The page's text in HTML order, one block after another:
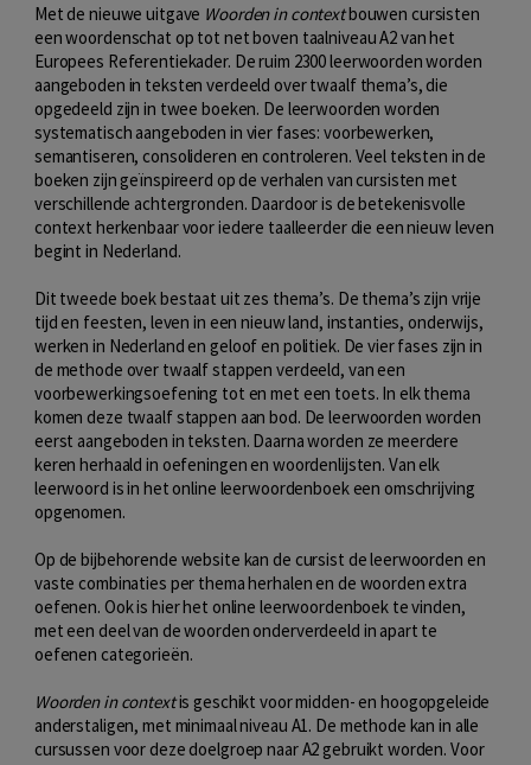
Met de nieuwe uitgave Woorden in contextbouwen cursisten
een woordenschat op tot net boven taalniveau A2 van het
Europees Referentiekader. De ruim 2300 leerwoorden worden
aangeboden in teksten verdeeld over twaalf thema’s, die
opgedeeld zijn in twee boeken. De leerwoorden worden
systematisch aangeboden in vier fases: voorbewerken,
semantiseren, consolideren en controleren. Veel teksten in de
boeken zijn geïnspireerd op de verhalen van cursisten met
verschillende achtergronden. Daardoor is de betekenisvolle
context herkenbaar voor iedere taalleerder die een nieuw leven
begint in Nederland.
Dit tweede boek bestaat uit zes thema’s. De thema’s zijn vrije
tijd en feesten, leven in een nieuw land, instanties, onderwijs,
werken in Nederland en geloof en politiek. De vier fases zijn in
de methode over twaalf stappen verdeeld, van een
voorbewerkingsoefening tot en met een toets. In elk thema
komen deze twaalf stappen aan bod. De leerwoorden worden
eerst aangeboden in teksten. Daarna worden ze meerdere
keren herhaald in oefeningen en woordenlijsten. Van elk
leerwoord is in het online leerwoordenboek een omschrijving
opgenomen.
Op de bijbehorende website kan de cursist de leerwoorden en
vaste combinaties per thema herhalen en de woorden extra
oefenen. Ook is hier het online leerwoordenboek te vinden,
met een deel van de woorden onderverdeeld in apart te
oefenen categorieën.
Woorden in contextis geschikt voor midden- en hoogopgeleide
anderstaligen, met minimaal niveau A1. De methode kan in alle
cursussen voor deze doelgroep naar A2 gebruikt worden. Voor